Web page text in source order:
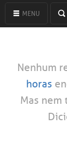
MENU
Nenhum
horas
Mas nem